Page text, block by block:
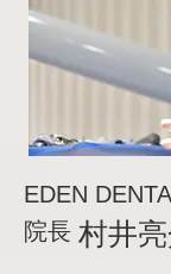
EDEN
院長 村井